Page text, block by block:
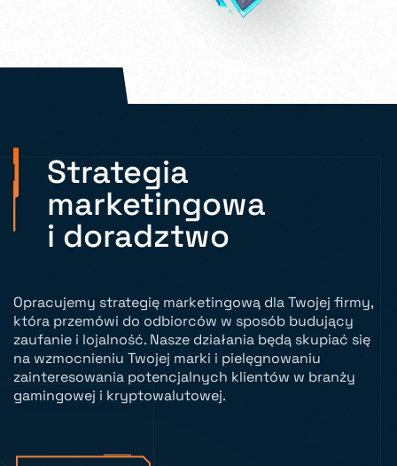
Strategia
marketingowa
i doradztwo
Opracujemy strategię marketingową dla Twojej firmy,
która przemówi do odbiorców w sposób budujący
zaufanie i lojalność. Nasze działania będą skupiać się
na wzmocnieniu Twojej marki i pielęgnowaniu
zainteresowania potencjalnych klientów w branży
gamingowej i kryptowalutowej.